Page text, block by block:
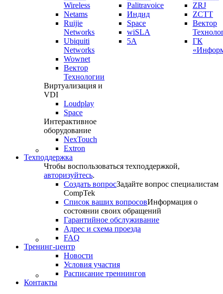
Wireless
Netams
Ruijie
Networks
Ubiquiti
Networks
Wownet
Вектор
Технологии
Виртуализация и
VDI
Loudplay
Space
Интерактивное
оборудование
NexTouch
Extron
Palitravoice
Индид
Space
wiSLA
5A
ZRJ
ZCTT
Вектор
ГК
Техподдержка
Чтобы воспользоваться техподдержкой,
авторизуйтесь.
Создать вопросЗадайте вопрос специалистам
CompTek
Список ваших вопросовИнформация о
состоянии своих обращений
Гарантийное обслуживание
Адрес и схема проезда
FAQ
Тренинг-центр
Новости
Условия участия
Расписание треннингов
Контакты